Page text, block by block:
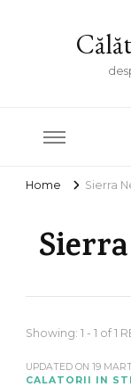
Home Sierra
Showing: 1 - 1 of 1
UPDATED ON 19
CALATORII IN